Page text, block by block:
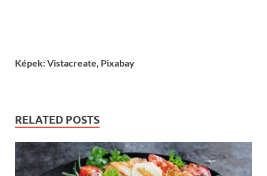
Képek: Vistacreate, Pixabay
RELATED POSTS